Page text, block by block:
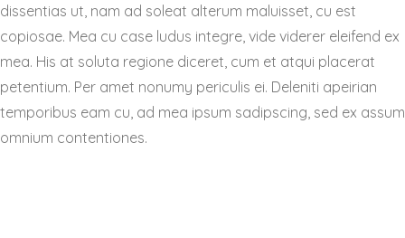
dissentias ut, nam ad soleat alterum maluisset, cu est
copiosae. Mea cu case ludus integre, vide viderer eleifend ex
mea. His at soluta regione diceret, cum et atqui placerat
petentium. Per amet nonumy periculis ei. Deleniti apeirian
temporibus eam cu, ad mea ipsum sadipscing, sed ex assum
omnium contentiones.